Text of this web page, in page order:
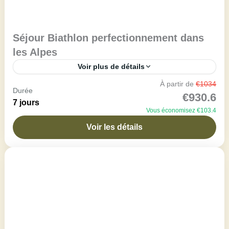
Séjour Biathlon perfectionnement dans
les Alpes
Voir plus de détails
Vous avez déjà effectué un stage de biathlon ?
Plongez au cœur de l’action avec une semaine
immersive de perfectionnement ! Encadré par un
Durée
7 jours
À partir de€1034
€930.6
Vous économisez €103.4
Voir les détails